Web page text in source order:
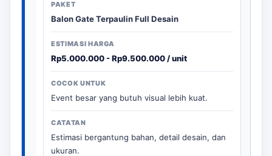
Balon Gate Terpaulin Full Desain
Rp5.000.000 - Rp9.500.000 / unit
Event besar yang butuh visual lebih kuat.
Estimasi bergantung bahan, detail desain, dan
ukuran.